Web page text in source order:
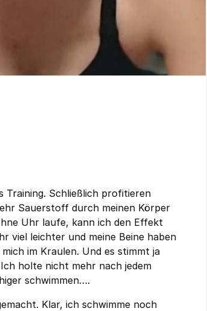
Training. Schließlich profitieren
Sauerstoff durch meinen Körper
Uhr laufe, kann ich den Effekt
viel leichter und meine Beine haben
im Kraulen. Und es stimmt ja
holte nicht mehr nach jedem
schwimmen….
Klar, ich schwimme noch